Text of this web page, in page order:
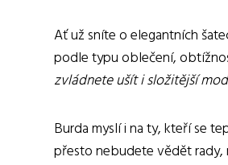
Ať už sníte o elegantních
podle typu oblečení,
zvládnete ušít i složitější
Burda myslí i na ty, kteří se
přesto nebudete vědět rady,